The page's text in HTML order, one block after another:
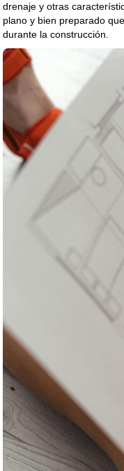
drenaje y otras
plano y bien preparado
durante la construcción.
A continuación, evalúa si
importante tener una
detalles desde el inicio,
necesario dividir el
Otro punto esencial es
causas de retrasos y
contar con un presupuesto
provienen de detalles que
contingencia.
Y finalmente, uno de los